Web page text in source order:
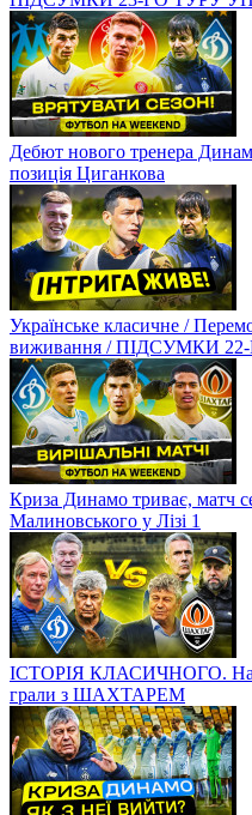
Дебют нового тренера
позиція Циганкова
Українське класичне /
виживання / ПІДСУМКИ
Криза Динамо триває, матч
Малиновського у Лізі 1
ІСТОРІЯ КЛАСИЧНОГО.
грали з ШАХТАРЕМ